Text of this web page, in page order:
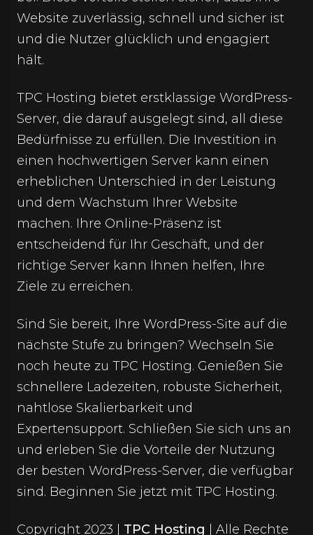
Website zuverlässig, schnell und sicher ist
und die Nutzer glücklich und engagiert
hält.
TPC Hosting bietet erstklassige WordPress-
Server, die darauf ausgelegt sind, all diese
Bedürfnisse zu erfüllen. Die Investition in
einen hochwertigen Server kann einen
erheblichen Unterschied in der Leistung
und dem Wachstum Ihrer Website
machen. Ihre Online-Präsenz ist
entscheidend für Ihr Geschäft, und der
richtige Server kann Ihnen helfen, Ihre
Ziele zu erreichen.
Sind Sie bereit, Ihre WordPress-Site auf die
nächste Stufe zu bringen? Wechseln Sie
noch heute zu TPC Hosting. Genießen Sie
schnellere Ladezeiten, robuste Sicherheit,
nahtlose Skalierbarkeit und
Expertensupport. Schließen Sie sich uns an
und erleben Sie die Vorteile der Nutzung
der besten WordPress-Server, die verfügbar
sind. Beginnen Sie jetzt mit TPC Hosting.
Copyright 2023 | TPC Hosting | Alle Rechte